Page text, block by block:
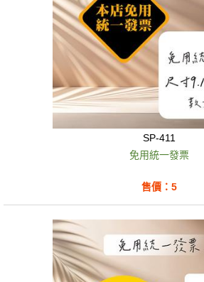
SP-411
免用統一發票
售價：5